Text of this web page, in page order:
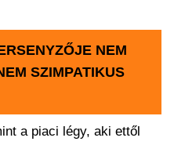
NEM
SZIMPATIKUS
a piaci légy, aki ettől